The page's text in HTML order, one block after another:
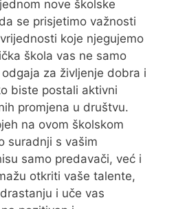
nove školske
se prisjetimo važnosti
koje njegujemo
škola vas ne samo
za življenje dobra i
biste postali aktivni
promjena u društvu.
na ovom školskom
suradnji s vašim
samo predavači, već i
otkriti vaše talente,
i uče vas